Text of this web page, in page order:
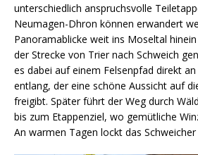
unterschiedlich anspruchsvolle
Neumagen-Dhron können erwandert
Panoramablicke weit ins Moseltal
der Strecke von Trier nach Schweich
es dabei auf einem Felsenpfad direkt
entlang, der eine schöne Aussicht auf
freigibt. Später führt der Weg durch
bis zum Etappenziel, wo gemütliche
An warmen Tagen lockt das Schweicher